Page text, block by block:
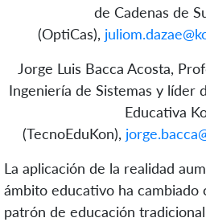
de Cadenas de
(OptiCas),
Jorge Luis Bacca Acosta,
Ingeniería de Sistemas y líder
Educativa
(TecnoEduKon),
La aplicación de la realidad
ámbito educativo ha cambiado
patrón de educación